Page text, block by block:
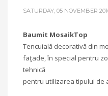
SATURDAY, 05 NOVEMBER
Baumit MosaikTop
Tencuială decorativă din
faţade, în special pentru
tehnică
pentru utilizarea tipului de